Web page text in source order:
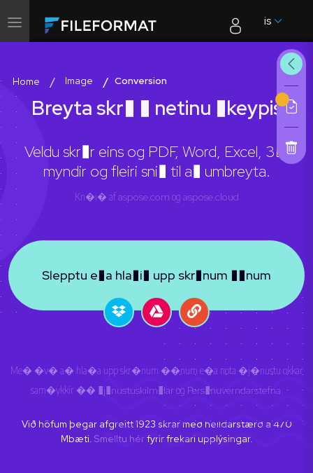
Skiptu
um
is
Home Image Conversion
Breyta skr� � netinu �keypis
Veldu skr�r eins og PDF, Word, Excel, 3D,
myndir og fleiri sni� til a� umbreyta.
Kn�i� afaspose.com og aspose.cloud
Slepptu e�a hla�i� upp skr�num ��num
Me� �v� a� hla�a upp skr�num ��num e�a nota �j�nustu okkar
sam�ykkir �� �j�nustuskilm�lar og Pers�nuverndarstefna
Við höfum þegar afgreitt1923 skrár með heildarstærð á470
Mbæti. Smelltu hérfyrir frekari upplýsingar.